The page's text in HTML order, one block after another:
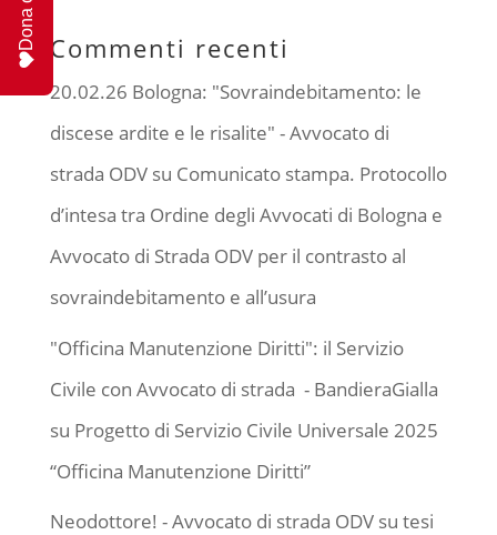
Commenti recenti
20.02.26 Bologna: "Sovraindebitamento: le
discese ardite e le risalite" - Avvocato di
strada ODVsu Comunicato stampa. Protocollo
d’intesa tra Ordine degli Avvocati di Bologna e
Avvocato di Strada ODV per il contrasto al
sovraindebitamento e all’usura
"Officina Manutenzione Diritti": il Servizio
Civile con Avvocato di strada - BandieraGialla
su Progetto di Servizio Civile Universale 2025
“Officina Manutenzione Diritti”
Neodottore! - Avvocato di strada ODVsu tesi